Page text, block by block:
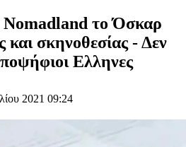
το Όσκαρ
και σκηνοθεσίας - Δεν
Ελληνες
2021 09:24